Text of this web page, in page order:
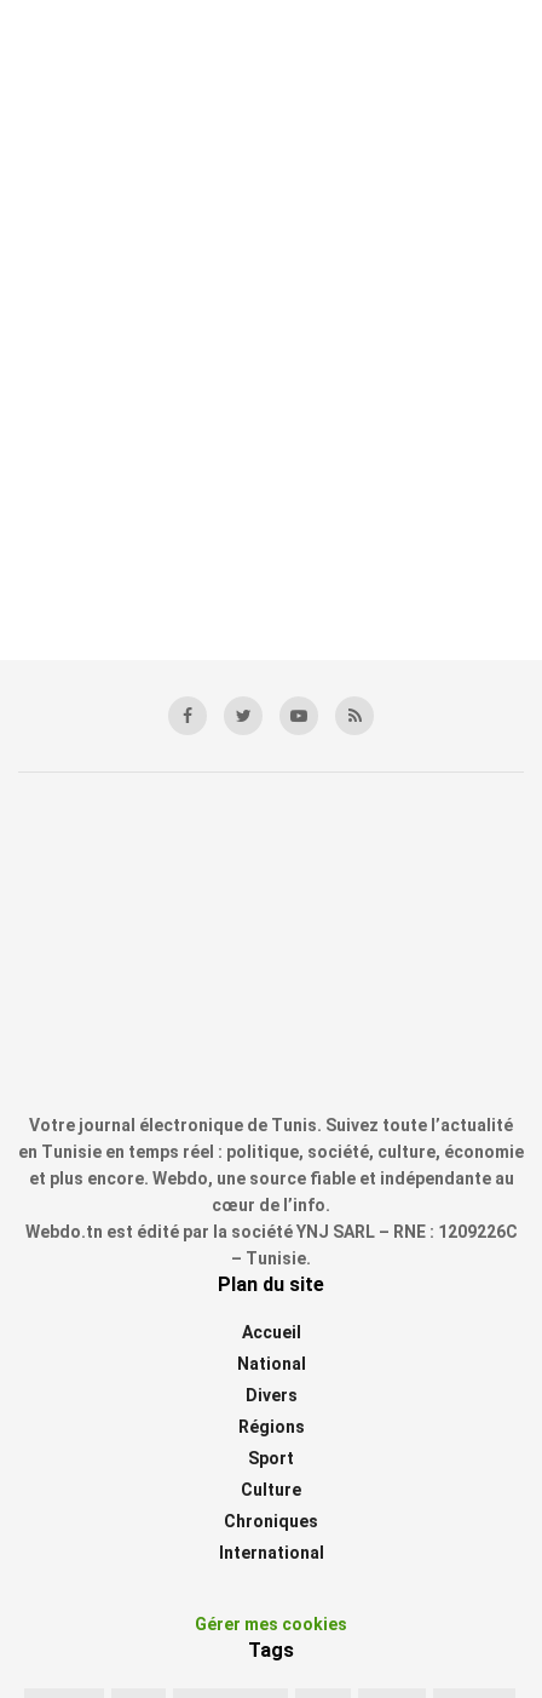
Votre journal électronique de Tunis. Suivez toute l’actualité
en Tunisie en temps réel : politique, société, culture, économie
et plus encore. Webdo, une source fiable et indépendante au
cœur de l’info.
Webdo.tn est édité par la société YNJ SARL – RNE : 1209226C
– Tunisie.
Plan du site
Accueil
National
Divers
Régions
Sport
Culture
Chroniques
International
Gérer mes cookies
Tags